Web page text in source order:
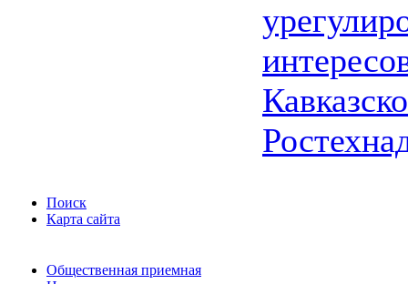
Поиск
Карта сайта
Общественная приемная